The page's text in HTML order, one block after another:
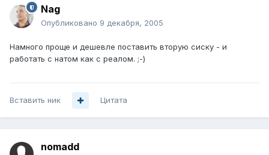
Nag
Опубликовано 9 декабря, 2005
Намного проще и дешевле поставить вторую сиску - и
работать с натом как с реалом. ;-)
Вставить ник Цитата
nomadd